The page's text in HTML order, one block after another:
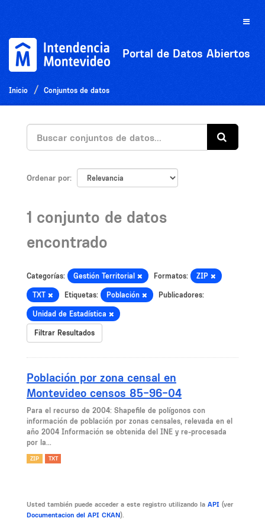
Toggle
Portal de Datos Abiertos
Inicio Conjuntos de datos
Ordenar por
1 conjunto de datos
encontrado
Categorías: Gestión Territorial Formatos: ZIP
TXT Etiquetas: Población Publicadores:
Unidad de Estadística
Filtrar Resultados
Población por zona censal en
Montevideo censos 85-96-04
Para el recurso de 2004: Shapefile de polígonos con
información de población por zonas censales, relevada en el
año 2004 Información se obtenida del INE y re-procesada
por la...
ZIP TXT
Usted también puede acceder a este registro utilizando la API (ver
Documentacion del API CKAN).